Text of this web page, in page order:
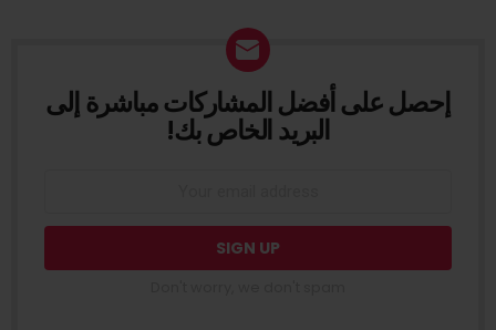
NEWSLETTER
إحصل على أفضل المشاركات مباشرة إلى
البريد الخاص بك!